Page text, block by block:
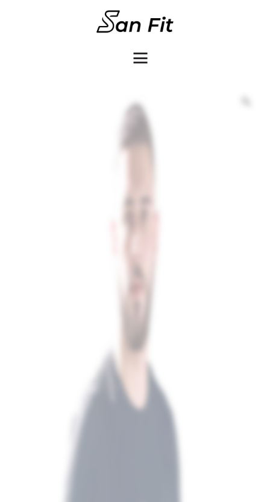
COMO COMPRAR